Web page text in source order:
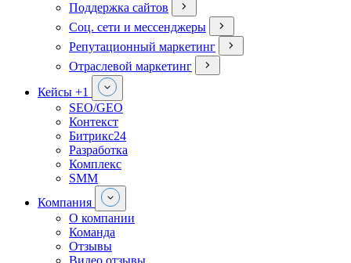
Поддержка сайтов
Соц. сети и мессенджеры
Репутационный маркетинг
Отраслевой маркетинг
Кейсы +1
SEO/GEO
Контекст
Битрикс24
Разработка
Комплекс
SMM
Компания
О компании
Команда
Отзывы
Видео отзывы